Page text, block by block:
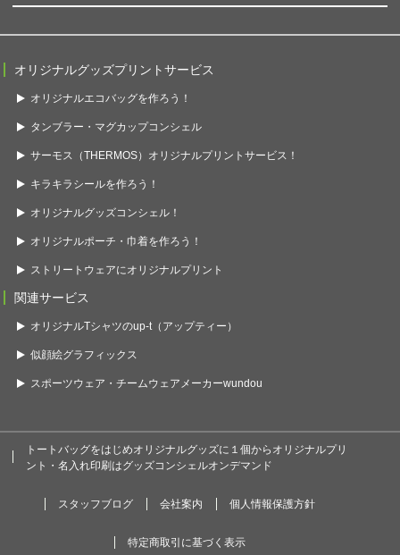
オリジナルグッズプリントサービス
オリジナルエコバッグを作ろう！
タンブラー・マグカップコンシェル
サーモス（THERMOS）オリジナルプリントサービス！
キラキラシールを作ろう！
オリジナルグッズコンシェル！
オリジナルポーチ・巾着を作ろう！
ストリートウェアにオリジナルプリント
関連サービス
オリジナルTシャツのup-t（アップティー）
似顔絵グラフィックス
スポーツウェア・チームウェアメーカーwundou
トートバッグをはじめオリジナルグッズに１個からオリジナルプリ
ント・名入れ印刷はグッズコンシェルオンデマンド
スタッフブログ 会社案内 個人情報保護方針
特定商取引に基づく表示